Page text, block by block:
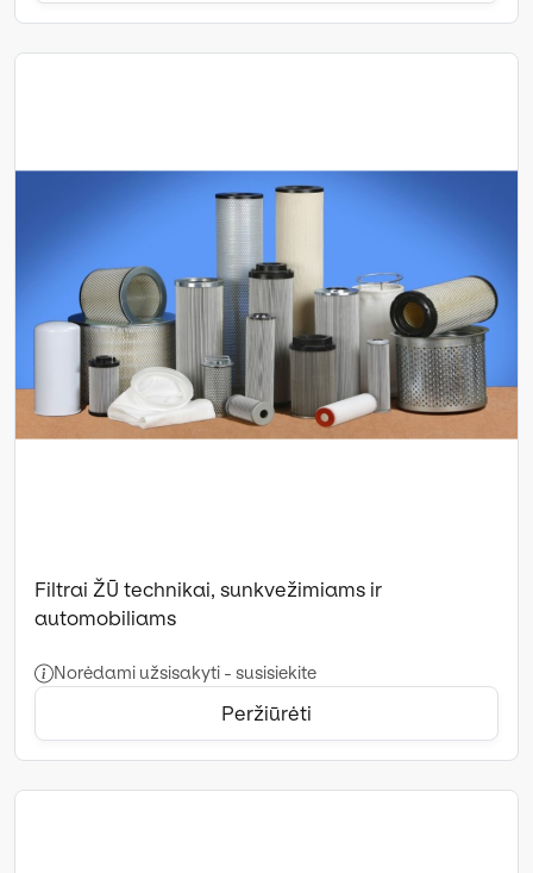
Filtrai ŽŪ technikai, sunkvežimiams ir
automobiliams
Norėdami užsisakyti - susisiekite
Peržiūrėti